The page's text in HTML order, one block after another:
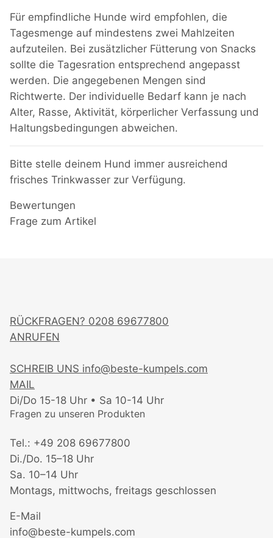
Für empfindliche Hunde wird empfohlen, die
Tagesmenge auf mindestens zwei Mahlzeiten
aufzuteilen. Bei zusätzlicher Fütterung von Snacks
sollte die Tagesration entsprechend angepasst
werden. Die angegebenen Mengen sind
Richtwerte. Der individuelle Bedarf kann je nach
Alter, Rasse, Aktivität, körperlicher Verfassung und
Haltungsbedingungen abweichen.
Bitte stelle deinem Hund immer ausreichend
frisches Trinkwasser zur Verfügung.
Bewertungen
Frage zum Artikel
RÜCKFRAGEN? 0208 69677800
ANRUFEN
SCHREIB UNS info@beste-kumpels.com
MAIL
Di/Do 15-18 Uhr • Sa 10-14 Uhr
Fragen zu unseren Produkten
Tel.: +49 208 69677800
Di./Do. 15–18 Uhr
Sa. 10–14 Uhr
Montags, mittwochs, freitags geschlossen
E-Mail
info@beste-kumpels.com